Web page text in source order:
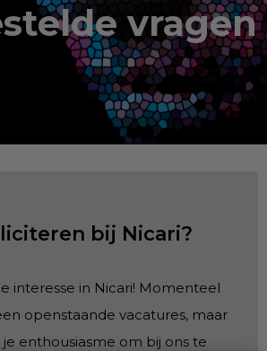
vragen
bij Nicari?
interesse in Nicari! Momenteel
openstaande vacatures, maar
enthousiasme om bij ons te